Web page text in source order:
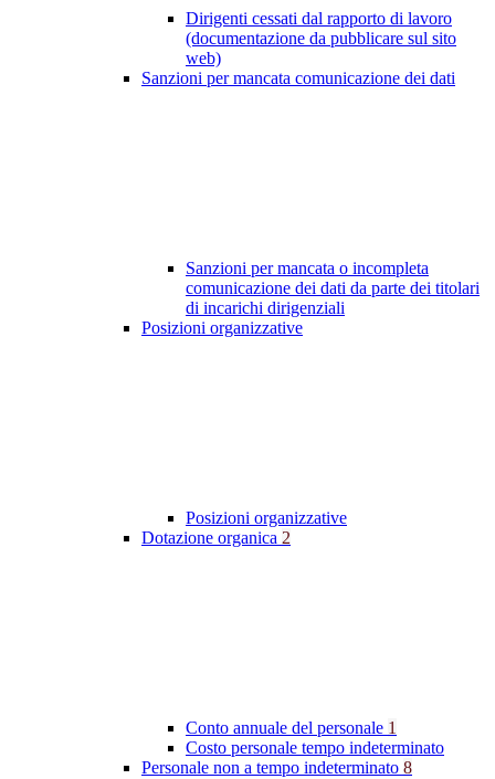
Dirigenti cessati dal rapporto di lavoro
(documentazione da pubblicare sul sito
web)
Sanzioni per mancata comunicazione dei dati
Sanzioni per mancata o incompleta
comunicazione dei dati da parte dei titolari
di incarichi dirigenziali
Posizioni organizzative
Posizioni organizzative
Dotazione organica 2
Conto annuale del personale 1
Costo personale tempo indeterminato
Personale non a tempo indeterminato 8